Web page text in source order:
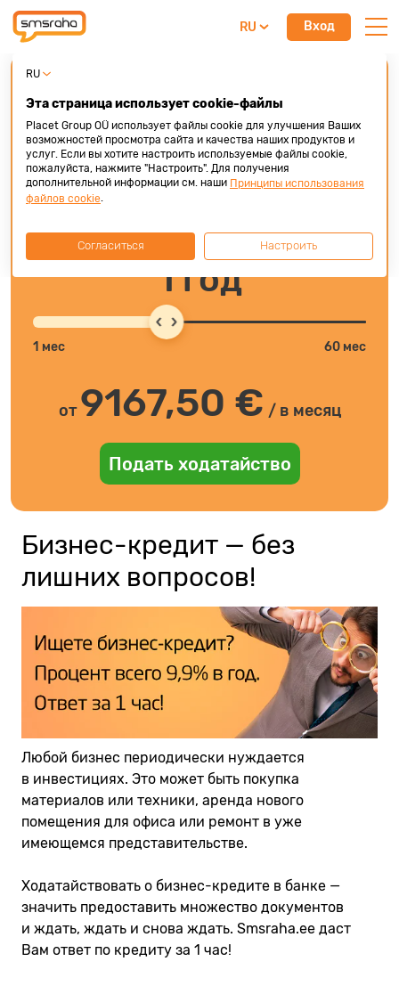
RU Вход
Бизнес-кредит
Бизнес-кредит под фикс. 9,9%
100 000 €
3000 € 100000 €
1 год
1 мес 60 мес
от9167,50 € / в месяц
Подать ходатайство
Бизнес-кредит — без
лишних вопросов!
Любой бизнес периодически нуждается
в инвестициях. Это может быть покупка
материалов или техники, аренда нового
помещения для офиса или ремонт в уже
имеющемся представительстве.
Ходатайствовать о бизнес-кредите в банке —
значить предоставить множество документов
и ждать, ждать и снова ждать. Smsra​ha​.ee даст
Вам ответ по кредиту за 1 час!
RU
Эта страница использует cookie-файлы
Placet Group OÜ использует файлы cookie для улучшения Ваших
возможностей просмотра сайта и качества наших продуктов и
услуг. Если вы хотите настроить используемые файлы cookie,
пожалуйста, нажмите "Настроить". Для получения
дополнительной информации см. наши Принципы использования
файлов cookie
Согласиться Настроить